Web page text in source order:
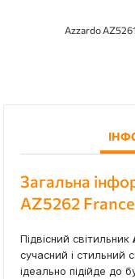
Azzardo
Загальна
AZ5262
Підвісний світильник
сучасний і стильний
ідеально підійде до